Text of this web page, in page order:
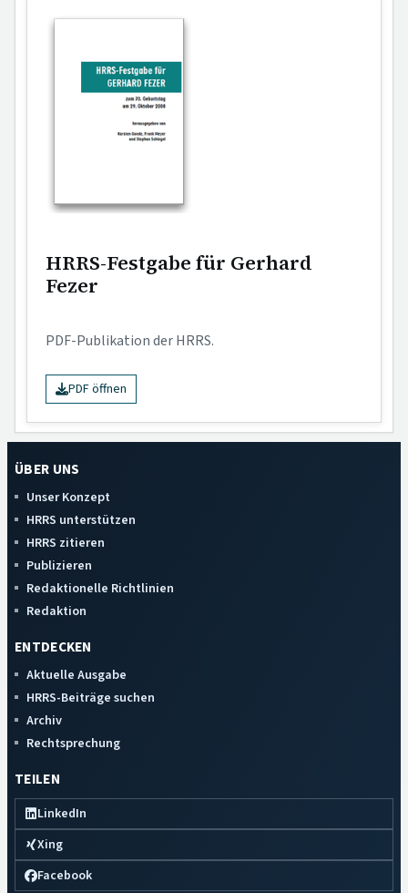
HRRS-Festgabe für Gerhard
Fezer
PDF-Publikation der HRRS.
PDF öffnen
ÜBER UNS
Unser Konzept
HRRS unterstützen
HRRS zitieren
Publizieren
Redaktionelle Richtlinien
Redaktion
ENTDECKEN
Aktuelle Ausgabe
HRRS-Beiträge suchen
Archiv
Rechtsprechung
TEILEN
LinkedIn
Xing
Facebook